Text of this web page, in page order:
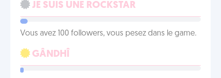
JE SUIS UNE ROCKSTAR
Vous avez 100 followers, vous pesez dans le game.
GÂNDHÎ